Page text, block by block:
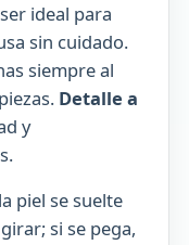
ideal para
sin cuidado.
siempre al
Detalle a
y
piel se suelte
si se pega,